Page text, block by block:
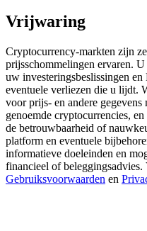
Register & Trade to Win
Precious Metals Trading
Trade Gold & Silver ·
USDT New User
USDT Flexible Staking |
Vrijwaring
Cryptocurrency-markten zijn
prijsschommelingen ervaren.
uw investeringsbeslissingen
eventuele verliezen die u lijdt.
voor prijs- en andere
genoemde cryptocurrencies,
de betrouwbaarheid of
platform en eventuele
informatieve doeleinden en
financieel of
Gebruiksvoorwaarden en